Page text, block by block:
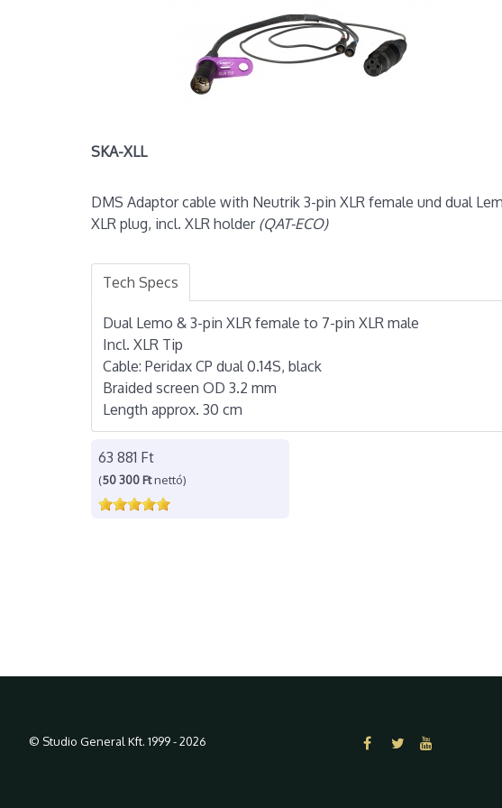
SKA-XLL
DMS Adaptor cable with Neutrik 3-pin XLR female und dual
XLR plug, incl. XLR holder (QAT-ECO)
Tech Specs
Dual Lemo & 3-pin XLR female to 7-pin XLR male
Incl. XLR Tip
Cable: Peridax CP dual 0.14S, black
Braided screen OD 3.2 mm
Length approx. 30 cm
63 881 Ft
(50 300 Ftnettó)
© Studio General Kft. 1999 - 2026